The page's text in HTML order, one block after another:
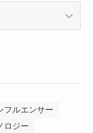
フルエンサー
ロジー